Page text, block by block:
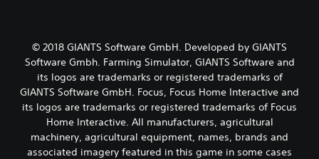
© 2018 GIANTS Software GmbH. Developed by GIANTS
Software Gmbh. Farming Simulator, GIANTS Software and
its logos are trademarks or registered trademarks of
GIANTS Software GmbH. Focus, Focus Home Interactive and
its logos are trademarks or registered trademarks of Focus
Home Interactive. All manufacturers, agricultural
machinery, agricultural equipment, names, brands and
associated imagery featured in this game in some cases